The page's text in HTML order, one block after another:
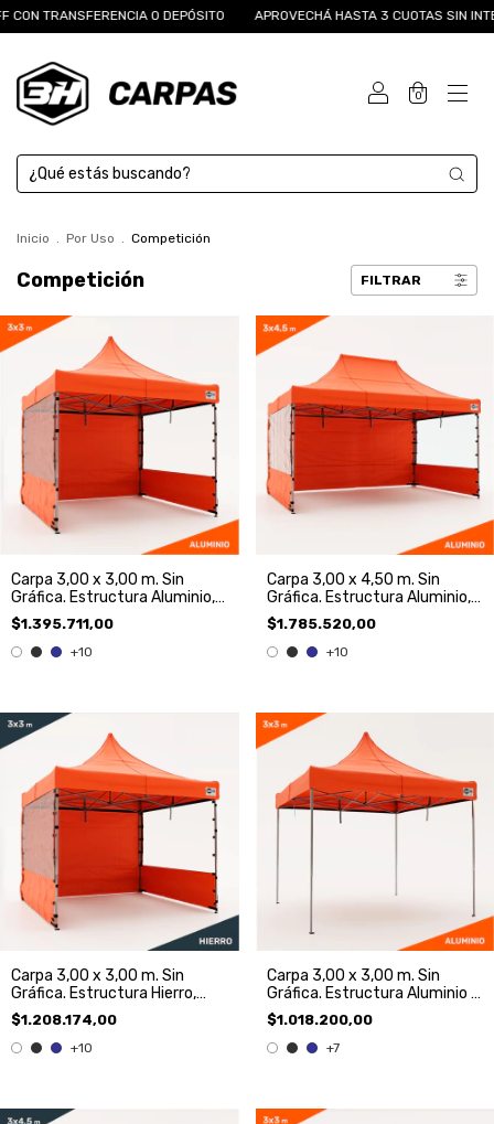
O DEPÓSITO APROVECHÁ HASTA 3 CUOTAS SIN INTERÉS
0
Inicio . Por Uso . Competición
Competición FILTRAR
Carpa 3,00 x 3,00 m. Sin
Gráfica. Estructura Aluminio,
Techo y 3 Paredes
$1.395.711,00
+10
Carpa 3,00 x 4,50 m. Sin
Gráfica. Estructura Aluminio,
Techo y 3 Paredes.
$1.785.520,00
+10
Carpa 3,00 x 3,00 m. Sin
Gráfica. Estructura Hierro,
Techo y 3 Paredes
$1.208.174,00
+10
Carpa 3,00 x 3,00 m. Sin
Gráfica. Estructura Aluminio y
Techo.
$1.018.200,00
+7